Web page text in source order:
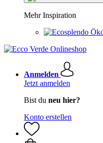
Mehr Inspiration
Anmelden
Jetzt anmelden
Bist du neu hier?
Konto erstellen